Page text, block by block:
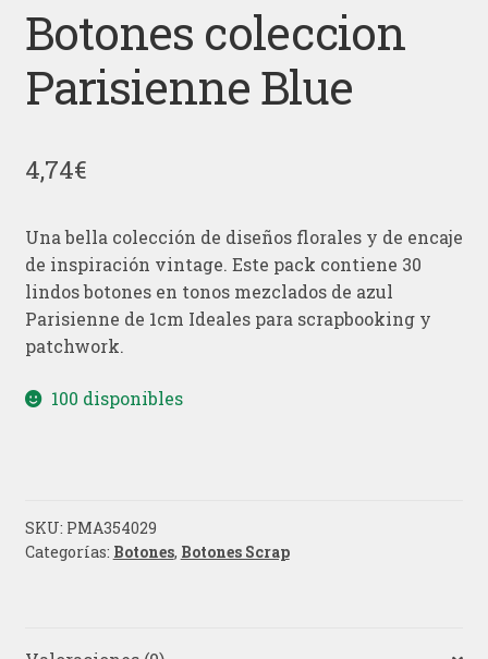
Botones coleccion
Parisienne Blue
4,74€
Una bella colección de diseños florales y de encaje
de inspiración vintage. Este pack contiene 30
lindos botones en tonos mezclados de azul
Parisienne de 1cm Ideales para scrapbooking y
patchwork.
100 disponibles
SKU: PMA354029
Categorías: Botones, Botones Scrap